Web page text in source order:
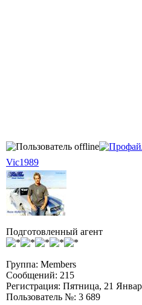
Vic1989
Подготовленный агент
Группа: Members
Сообщений: 215
Регистрация: Пятница, 21
Пользователь №: 3 689